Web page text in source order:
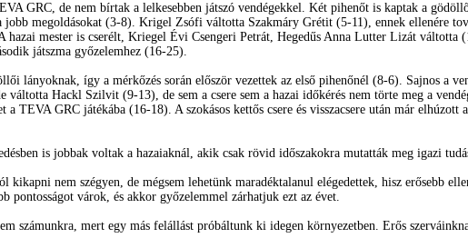
GRC, de nem bírtak a lelkesebben játszó vendégekkel. Két pihenőt is kaptak a
jobb megoldásokat (3-8). Krigel Zsófi váltotta Szakmáry Grétit (5-11), ennek ellenére
mester is cserélt, Kriegel Évi Csengeri Petrát, Hegedűs Anna Lutter Lizát váltotta
játszma győzelemhez (16-25).
lányoknak, így a mérkőzés során először vezettek az első pihenőnél (8-6). Sajnos a
Hackl Szilvit (9-13), de sem a csere sem a hazai időkérés nem törte meg a
TEVA GRC játékába (16-18). A szokásos kettős csere és visszacsere után már elhúzott
is jobbak voltak a hazaiaknál, akik csak rövid időszakokra mutatták meg igazi
kikapni nem szégyen, de mégsem lehetünk maradéktalanul elégedettek, hisz erősebb
pontosságot várok, és akkor győzelemmel zárhatjuk ezt az évet.
számunkra, mert egy más felállást próbáltunk ki idegen környezetben. Erős